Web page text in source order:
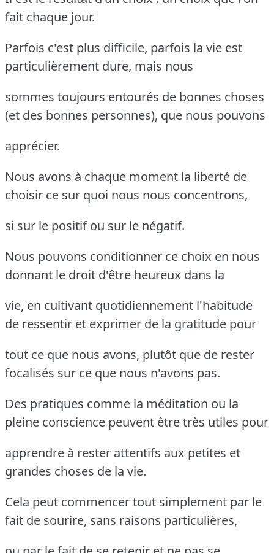
fait chaque jour.
Parfois c'est plus difficile, parfois la vie est
particulièrement dure, mais nous
sommes toujours entourés de bonnes choses
(et des bonnes personnes), que nous pouvons
apprécier.
Nous avons à chaque moment la liberté de
choisir ce sur quoi nous nous concentrons,
si sur le positif ou sur le négatif.
Nous pouvons conditionner ce choix en nous
donnant le droit d'être heureux dans la
vie, en cultivant quotidiennement l'habitude
de ressentir et exprimer de la gratitude pour
tout ce que nous avons, plutôt que de rester
focalisés sur ce que nous n'avons pas.
Des pratiques comme la méditation ou la
pleine conscience peuvent être très utiles pour
apprendre à rester attentifs aux petites et
grandes choses de la vie.
Cela peut commencer tout simplement par le
fait de sourire, sans raisons particulières,